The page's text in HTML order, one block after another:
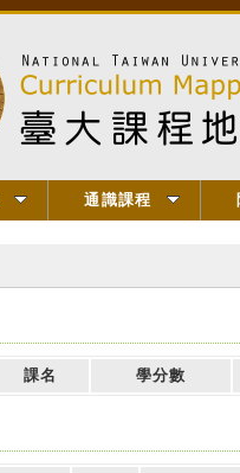
通識課程
課名 學分數